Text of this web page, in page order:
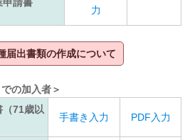
力
届出書類の作成について
の加入者＞
71歳以
手書き入力 PDF入力